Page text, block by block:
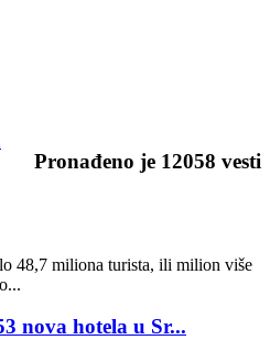
Pronađeno je 12058 vesti
48,7 miliona turista, ili milion više
nova hotela u Sr...